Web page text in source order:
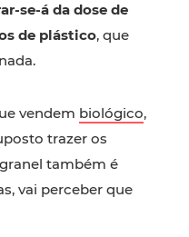
se-á da dose de
de plástico, que
vendem biológico,
trazer os
também é
vai perceber que